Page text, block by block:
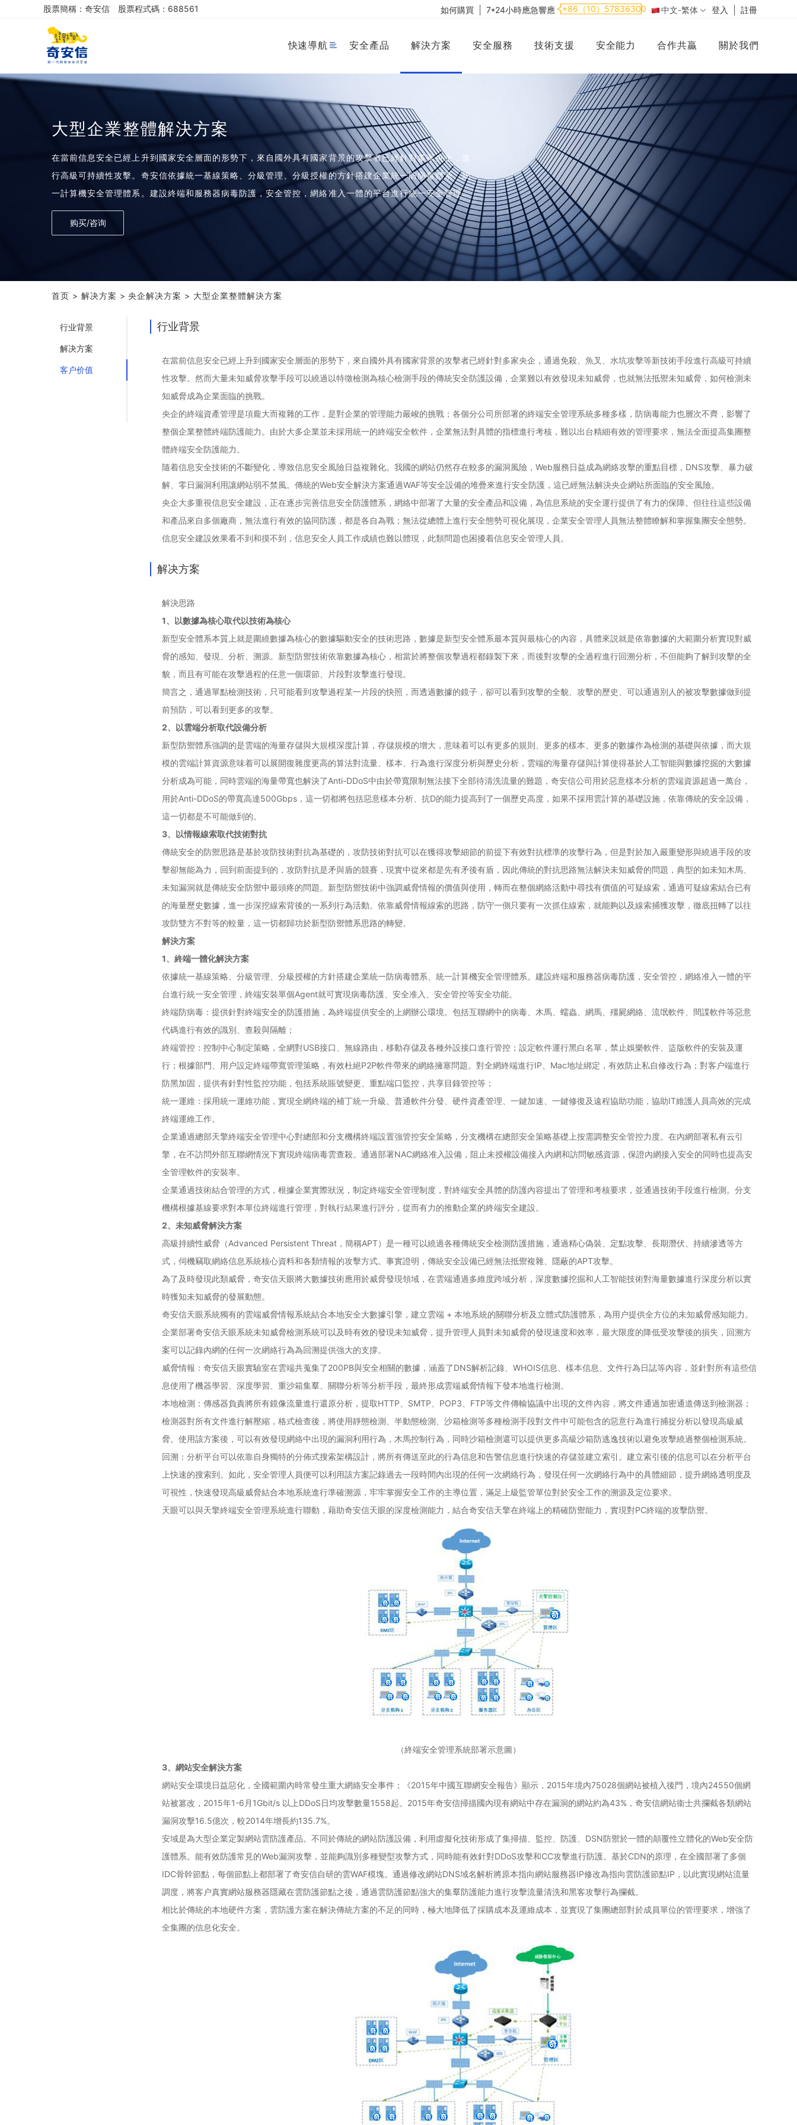
股票簡稱：奇安信 股票程式碼：688561 如何購買 7*24小時應急響應 +86（10）57836300 中文-繁体 登入 註冊
快速導航 安全產品 解決方案 安全服務 技術支援 安全能力 合作共贏 關於我們
大型企業整體解決方案
在當前信息安全已經上升到國家安全層面的形勢下，來自國外具有國家背景的攻擊者已經針對多家央企，進
行高級可持續性攻擊。奇安信依據統一基線策略、分級管理、分級授權的方針搭建企業統一防病毒體系、統
一計算機安全管理體系。建設終端和服務器病毒防護，安全管控，網絡准入一體的平台進行統一安全管理，
終端安裝單個Agent就可實現病毒防護、安全准入、安全管控等安全功能。
购买/咨询
首页 > 解决方案 > 央企解决方案 > 大型企業整體解決方案
行业背景
在當前信息安全已經上升到國家安全層面的形勢下，來自國外具有國家背景的攻擊者已經針對多家央企，通過免殺、魚叉、水坑攻擊等新技術手段進行高級可持續
性攻擊。然而大量未知威脅攻擊手段可以繞過以特徵檢測為核心檢測手段的傳統安全防護設備，企業難以有效發現未知威脅，也就無法抵禦未知威脅，如何檢測未
知威脅成為企業面臨的挑戰。
央企的終端資產管理是項龐大而複雜的工作，是對企業的管理能力嚴峻的挑戰；各個分公司所部署的終端安全管理系統多種多樣，防病毒能力也層次不齊，影響了
整個企業整體終端防護能力。由於大多企業並未採用統一的終端安全軟件，企業無法對具體的指標進行考核，難以出台精細有效的管理要求，無法全面提高集團整
體終端安全防護能力。
隨着信息安全技術的不斷變化，導致信息安全風險日益複雜化。我國的網站仍然存在較多的漏洞風險，Web服務日益成為網絡攻擊的重點目標，DNS攻擊、暴力破
解、零日漏洞利用讓網站弱不禁風。傳統的Web安全解決方案通過WAF等安全設備的堆疊來進行安全防護，這已經無法解決央企網站所面臨的安全風險。
央企大多重視信息安全建設，正在逐步完善信息安全防護體系，網絡中部署了大量的安全產品和設備，為信息系統的安全運行提供了有力的保障。但往往這些設備
和產品來自多個廠商，無法進行有效的協同防護，都是各自為戰；無法從總體上進行安全態勢可視化展現，企業安全管理人員無法整體瞭解和掌握集團安全態勢。
信息安全建設效果看不到和摸不到，信息安全人員工作成績也難以體現，此類問題也困擾着信息安全管理人員。
解决方案
解決思路
1、以數據為核心取代以技術為核心
新型安全體系本質上就是圍繞數據為核心的數據驅動安全的技術思路，數據是新型安全體系最本質與最核心的內容，具體來説就是依靠數據的大範圍分析實現對威
脅的感知、發現、分析、溯源。新型防禦技術依靠數據為核心，相當於將整個攻擊過程都錄製下來，而後對攻擊的全過程進行回溯分析，不但能夠了解到攻擊的全
貌，而且有可能在攻擊過程的任意一個環節、片段對攻擊進行發現。
簡言之，通過單點檢測技術，只可能看到攻擊過程某一片段的快照，而透過數據的鏡子，卻可以看到攻擊的全貌、攻擊的歷史、可以通過別人的被攻擊數據做到提
前預防，可以看到更多的攻擊。
2、以雲端分析取代設備分析
新型防禦體系強調的是雲端的海量存儲與大規模深度計算，存儲規模的增大，意味着可以有更多的規則、更多的樣本、更多的數據作為檢測的基礎與依據，而大規
模的雲端計算資源意味着可以展開復雜度更高的算法對流量、樣本、行為進行深度分析與歷史分析，雲端的海量存儲與計算使得基於人工智能與數據挖掘的大數據
分析成為可能，同時雲端的海量帶寬也解決了Anti-DDoS中由於帶寬限制無法接下全部待清洗流量的難題，奇安信公司用於惡意樣本分析的雲端資源超過一萬台，
用於Anti-DDoS的帶寬高達500Gbps，這一切都將包括惡意樣本分析、抗D的能力提高到了一個歷史高度，如果不採用雲計算的基礎設施，依靠傳統的安全設備，
這一切都是不可能做到的。
3、以情報線索取代技術對抗
傳統安全的防禦思路是基於攻防技術對抗為基礎的，攻防技術對抗可以在獲得攻擊細節的前提下有效對抗標準的攻擊行為，但是對於加入嚴重變形與繞過手段的攻
擊卻無能為力，回到前面提到的，攻防對抗是矛與盾的競賽，現實中從來都是先有矛後有盾，因此傳統的對抗思路無法解決未知威脅的問題，典型的如未知木馬、
未知漏洞就是傳統安全防禦中最頭疼的問題。新型防禦技術中強調威脅情報的價值與使用，轉而在整個網絡活動中尋找有價值的可疑線索，通過可疑線索結合已有
的海量歷史數據，進一步深挖線索背後的一系列行為活動。依靠威脅情報線索的思路，防守一側只要有一次抓住線索，就能夠以及線索捕獲攻擊，徹底扭轉了以往
攻防雙方不對等的較量，這一切都歸功於新型防禦體系思路的轉變。
解決方案
1、終端一體化解決方案
依據統一基線策略、分級管理、分級授權的方針搭建企業統一防病毒體系、統一計算機安全管理體系。建設終端和服務器病毒防護，安全管控，網絡准入一體的平
台進行統一安全管理，終端安裝單個Agent就可實現病毒防護、安全准入、安全管控等安全功能。
終端防病毒：提供針對終端安全的防護措施，為終端提供安全的上網辦公環境。包括互聯網中的病毒、木馬、蠕蟲、網馬、殭屍網絡、流氓軟件、間諜軟件等惡意
代碼進行有效的識別、查殺與隔離；
終端管控：控制中心制定策略，全網對USB接口、無線路由，移動存儲及各種外設接口進行管控；設定軟件運行黑白名單，禁止娛樂軟件、盜版軟件的安裝及運
行；根據部門、用户設定終端帶寬管理策略，有效杜絕P2P軟件帶來的網絡擁塞問題。對全網終端進行IP、Mac地址綁定，有效防止私自修改行為；對客户端進行
防黑加固，提供有針對性監控功能，包括系統賬號變更、重點端口監控，共享目錄管控等；
統一運維：採用統一運維功能，實現全網終端的補丁統一升級、普通軟件分發、硬件資產管理、一鍵加速、一鍵修復及遠程協助功能，協助IT維護人員高效的完成
終端運維工作。
企業通過總部天擎終端安全管理中心對總部和分支機構終端設置強管控安全策略，分支機構在總部安全策略基礎上按需調整安全管控力度。在內網部署私有云引
擎，在不訪問外部互聯網情況下實現終端病毒雲查殺。通過部署NAC網絡准入設備，阻止未授權設備接入內網和訪問敏感資源，保證內網接入安全的同時也提高安
全管理軟件的安裝率。
企業通過技術結合管理的方式，根據企業實際狀況，制定終端安全管理制度，對終端安全具體的防護內容提出了管理和考核要求，並通過技術手段進行檢測。分支
機構根據基線要求對本單位終端進行管理，對執行結果進行評分，從而有力的推動企業的終端安全建設。
2、未知威脅解決方案
高級持續性威脅（Advanced Persistent Threat，簡稱APT）是一種可以繞過各種傳統安全檢測防護措施，通過精心偽裝、定點攻擊、長期潛伏、持續滲透等方
式，伺機竊取網絡信息系統核心資料和各類情報的攻擊方式。事實證明，傳統安全設備已經無法抵禦複雜、隱蔽的APT攻擊。
為了及時發現此類威脅，奇安信天眼將大數據技術應用於威脅發現領域，在雲端通過多維度跨域分析，深度數據挖掘和人工智能技術對海量數據進行深度分析以實
時獲知未知威脅的發展動態。
奇安信天眼系統獨有的雲端威脅情報系統結合本地安全大數據引擎，建立雲端 + 本地系統的關聯分析及立體式防護體系，為用户提供全方位的未知威脅感知能力。
企業部署奇安信天眼系統未知威脅檢測系統可以及時有效的發現未知威脅，提升管理人員對未知威脅的發現速度和效率，最大限度的降低受攻擊後的損失，回溯方
案可以記錄內網的任何一次網絡行為為回溯提供強大的支撐。
威脅情報：奇安信天眼實驗室在雲端共蒐集了200PB與安全相關的數據，涵蓋了DNS解析記錄、WHOIS信息、樣本信息、文件行為日誌等內容，並針對所有這些信
息使用了機器學習、深度學習、重沙箱集羣、關聯分析等分析手段，最終形成雲端威脅情報下發本地進行檢測。
本地檢測：傳感器負責將所有鏡像流量進行還原分析，提取HTTP、SMTP、POP3、FTP等文件傳輸協議中出現的文件內容，將文件通過加密通道傳送到檢測器；
檢測器對所有文件進行解壓縮，格式檢查後，將使用靜態檢測、半動態檢測、沙箱檢測等多種檢測手段對文件中可能包含的惡意行為進行捕捉分析以發現高級威
脅。使用該方案後，可以有效發現網絡中出現的漏洞利用行為，木馬控制行為，同時沙箱檢測還可以提供更多高級沙箱防逃逸技術以避免攻擊繞過整個檢測系統。
回溯：分析平台可以依靠自身獨特的分佈式搜索架構設計，將所有傳送至此的行為信息和告警信息進行快速的存儲並建立索引。建立索引後的信息可以在分析平台
上快速的搜索到。如此，安全管理人員便可以利用該方案記錄過去一段時間內出現的任何一次網絡行為，發現任何一次網絡行為中的具體細節，提升網絡透明度及
可視性，快速發現高級威脅結合本地系統進行準確溯源，牢牢掌握安全工作的主導位置，滿足上級監管單位對於安全工作的溯源及定位要求。
天眼可以與天擎終端安全管理系統進行聯動，藉助奇安信天眼的深度檢測能力，結合奇安信天擎在終端上的精確防禦能力，實現對PC終端的攻擊防禦。
（終端安全管理系統部署示意圖）
3、網站安全解決方案
網站安全環境日益惡化，全國範圍內時常發生重大網絡安全事件；《2015年中國互聯網安全報告》顯示，2015年境內75028個網站被植入後門，境內24550個網
站被篡改，2015年1-6月1Gbit/s 以上DDoS日均攻擊數量1558起。2015年奇安信掃描國內現有網站中存在漏洞的網站約為43%，奇安信網站衞士共攔截各類網站
漏洞攻擊16.5億次，較2014年增長約135.7%。
安域是為大型企業定製網站雲防護產品。不同於傳統的網站防護設備，利用虛擬化技術形成了集掃描、監控、防護、DSN防禦於一體的顛覆性立體化的Web安全防
護體系。能有效防護常見的Web漏洞攻擊，並能夠識別多種變型攻擊方式，同時能有效針對DDoS攻擊和CC攻擊進行防護。基於CDN的原理，在全國部署了多個
IDC骨幹節點，每個節點上都部署了奇安信自研的雲WAF模塊。通過修改網站DNS域名解析將原本指向網站服務器IP修改為指向雲防護節點IP，以此實現網站流量
調度，將客户真實網站服務器隱藏在雲防護節點之後，通過雲防護節點強大的集羣防護能力進行攻擊流量清洗和黑客攻擊行為攔截。
相比於傳統的本地硬件方案，雲防護方案在解決傳統方案的不足的同時，極大地降低了採購成本及運維成本，並實現了集團總部對於成員單位的管理要求，增強了
全集團的信息化安全。
行业背景
解决方案
客户价值